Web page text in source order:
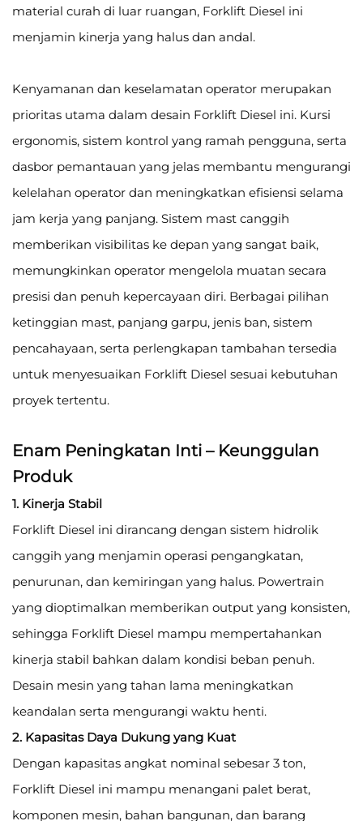
material curah di luar ruangan, Forklift Diesel ini
menjamin kinerja yang halus dan andal.
Kenyamanan dan keselamatan operator merupakan
prioritas utama dalam desain Forklift Diesel ini. Kursi
ergonomis, sistem kontrol yang ramah pengguna, serta
dasbor pemantauan yang jelas membantu mengurangi
kelelahan operator dan meningkatkan efisiensi selama
jam kerja yang panjang. Sistem mast canggih
memberikan visibilitas ke depan yang sangat baik,
memungkinkan operator mengelola muatan secara
presisi dan penuh kepercayaan diri. Berbagai pilihan
ketinggian mast, panjang garpu, jenis ban, sistem
pencahayaan, serta perlengkapan tambahan tersedia
untuk menyesuaikan Forklift Diesel sesuai kebutuhan
proyek tertentu.
Enam Peningkatan Inti – Keunggulan
Produk
1. Kinerja Stabil
Forklift Diesel ini dirancang dengan sistem hidrolik
canggih yang menjamin operasi pengangkatan,
penurunan, dan kemiringan yang halus. Powertrain
yang dioptimalkan memberikan output yang konsisten,
sehingga Forklift Diesel mampu mempertahankan
kinerja stabil bahkan dalam kondisi beban penuh.
Desain mesin yang tahan lama meningkatkan
keandalan serta mengurangi waktu henti.
2. Kapasitas Daya Dukung yang Kuat
Dengan kapasitas angkat nominal sebesar 3 ton,
Forklift Diesel ini mampu menangani palet berat,
komponen mesin, bahan bangunan, dan barang